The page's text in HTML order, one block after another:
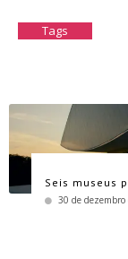
Tags
Seis museus
30 de dezembro